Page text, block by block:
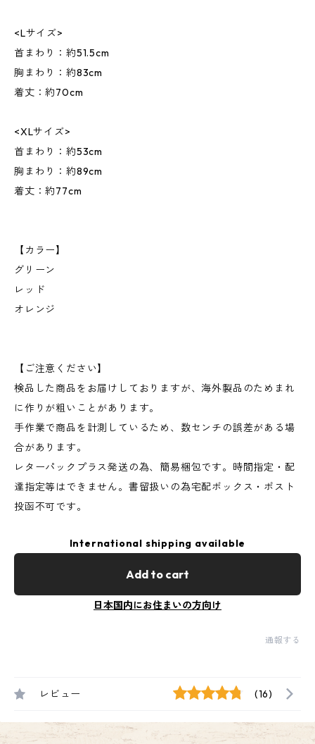
<Lサイズ>
首まわり：約51.5cm
胸まわり：約83cm
着丈：約70cm
<XLサイズ>
首まわり：約53cm
胸まわり：約89cm
着丈：約77cm
【カラー】
グリーン
レッド
オレンジ
【ご注意ください】
検品した商品をお届けしておりますが、海外製品のためまれ
に作りが粗いことがあります。
手作業で商品を計測しているため、数センチの誤差がある場
合があります。
レターパックプラス発送の為、簡易梱包です。時間指定・配
達指定等はできません。書留扱いの為宅配ボックス・ポスト
投函不可です。
International shipping available
Add to cart
日本国内にお住まいの方向け
通報する
レビュー (16)